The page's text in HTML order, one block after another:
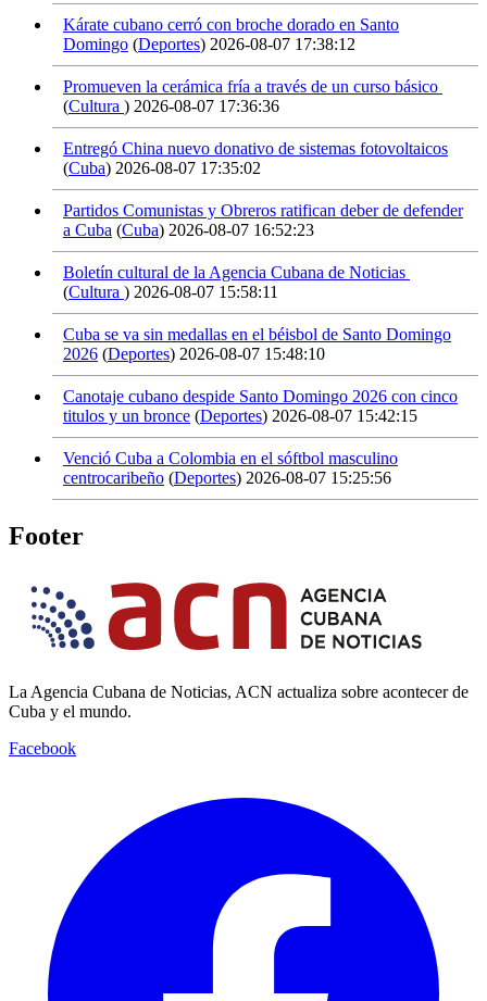
Kárate cubano cerró con broche dorado en Santo
Domingo (Deportes) 2026-08-07 17:38:12
Promueven la cerámica fría a través de un curso básico
(Cultura ) 2026-08-07 17:36:36
Entregó China nuevo donativo de sistemas fotovoltaicos
(Cuba) 2026-08-07 17:35:02
Partidos Comunistas y Obreros ratifican deber de defender
a Cuba (Cuba) 2026-08-07 16:52:23
Boletín cultural de la Agencia Cubana de Noticias
(Cultura ) 2026-08-07 15:58:11
Cuba se va sin medallas en el béisbol de Santo Domingo
2026 (Deportes) 2026-08-07 15:48:10
Canotaje cubano despide Santo Domingo 2026 con cinco
titulos y un bronce (Deportes) 2026-08-07 15:42:15
Venció Cuba a Colombia en el sóftbol masculino
centrocaribeño (Deportes) 2026-08-07 15:25:56
Footer
La Agencia Cubana de Noticias, ACN actualiza sobre acontecer de
Cuba y el mundo.
Facebook